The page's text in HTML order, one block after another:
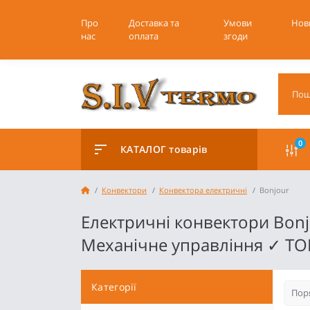
Про
нас
Доставка та
оплата
Умови
згоди
КАТАЛОГ товарів 0
Конвектори Конвектора електричні Bonjour
Електричні конвектори
Механічне управління ✓
Категорії